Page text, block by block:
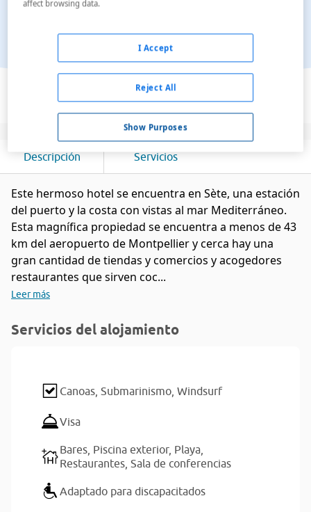
Ver en el mapa
Descripción Servicios
Este hermoso hotel se encuentra en Sète, una estación
del puerto y la costa con vistas al mar Mediterráneo.
Esta magnífica propiedad se encuentra a menos de 43
km del aeropuerto de Montpellier y cerca hay una
gran cantidad de tiendas y comercios y acogedores
restaurantes que sirven coc...
Leer más
Servicios del alojamiento
Canoas, Submarinismo, Windsurf
Visa
Bares, Piscina exterior, Playa,
Restaurantes, Sala de conferencias
Adaptado para discapacitados
affect browsing data.
Show Purposes
Reject All
I Accept